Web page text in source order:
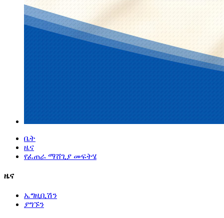
ቤት
ዜና
የፈጠራ ማሸጊያ መፍትሄ
ዜና
ኤግዚቢሽን
ያግኙን